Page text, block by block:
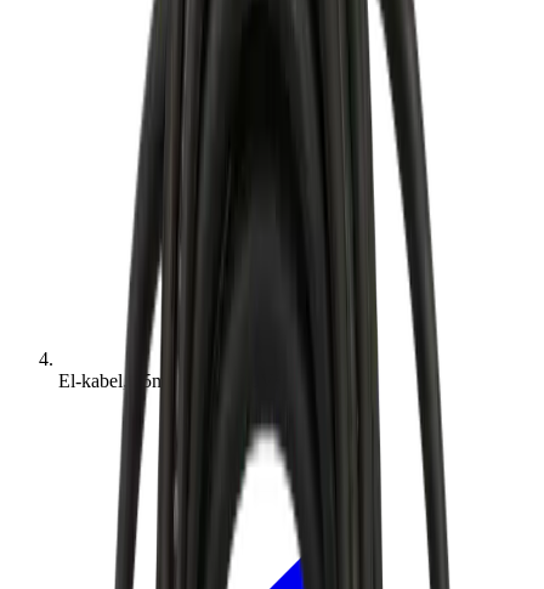
El-kabel, 25m, 3 fase, 400V~/16A